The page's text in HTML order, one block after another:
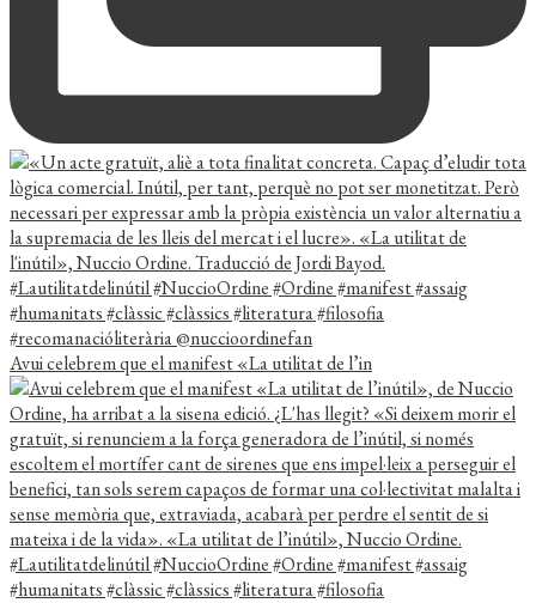
Avui celebrem que el manifest «La utilitat de l’in